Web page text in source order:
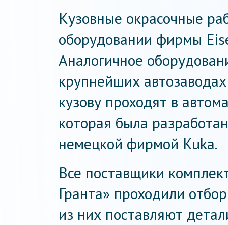
Кузовные окрасочные
оборудовании фирмы
Аналогичное
крупнейших
кузову проходят в
которая была
немецкой фирмой Kuka.
Все поставщики
Гранта» проходили
из них поставляют